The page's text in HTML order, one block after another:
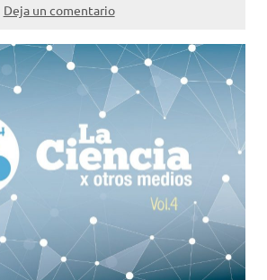
Deja un comentario